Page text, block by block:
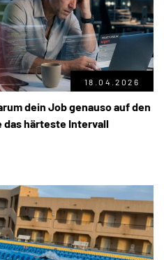
18.04.2026
dein Job genauso auf den
das härteste Intervall